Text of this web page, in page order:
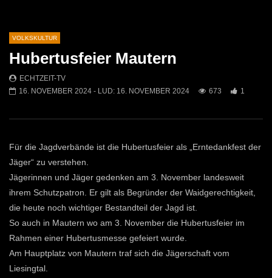
Osterfeuer St. Michael 2026: Tradition
ECHTZEIT-TV
14. APRIL 2026
Krampuslauf in Mautern
1.5K
21
VOLKSKULTUR
Hubertusfeier Mautern
ECHTZEIT-TV
16. NOVEMBER 2024 - LUD: 16. NOVEMBER 2024 673 1
Für die Jagdverbände ist die Hubertusfeier als „Erntedankfest der
Jäger“ zu verstehen.
Jägerinnen und Jäger gedenken am 3. November landesweit
ihrem Schutzpatron. Er gilt als Begründer der Waidgerechtigkeit,
die heute noch wichtiger Bestandteil der Jagd ist.
So auch in Mautern wo am 3. November die Hubertusfeier im
Rahmen einer Hubertusmesse gefeiert wurde.
Am Hauptplatz von Mautern traf sich die Jägerschaft vom
Liesingtal.